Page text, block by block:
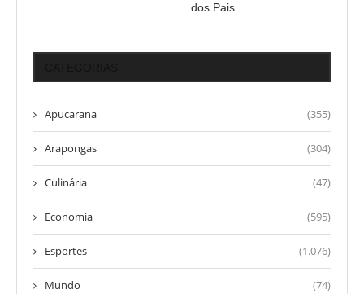
dos Pais
Apucarana (355)
Arapongas (304)
Culinária (47)
Economia (595)
Esportes (1.076)
Mundo (74)